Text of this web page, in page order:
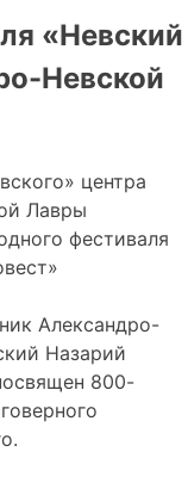
«Невский
Невской
центра
Лавры
фестиваля
Александро-
Назарий
800-